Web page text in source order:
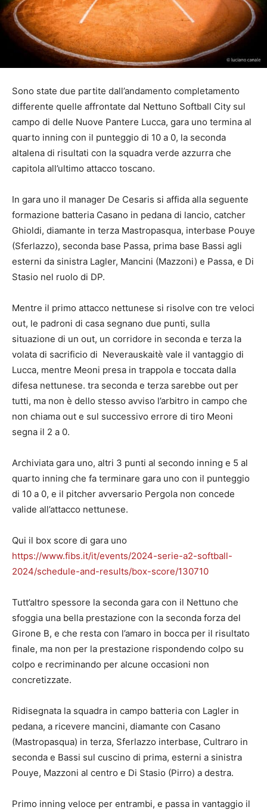
Sono state due partite dall’andamento completamento
differente quelle affrontate dal Nettuno Softball City sul
campo di delle Nuove Pantere Lucca, gara uno termina al
quarto inning con il punteggio di 10 a 0, la seconda
altalena di risultati con la squadra verde azzurra che
capitola all’ultimo attacco toscano.
In gara uno il manager De Cesaris si affida alla seguente
formazione batteria Casano in pedana di lancio, catcher
Ghioldi, diamante in terza Mastropasqua, interbase Pouye
(Sferlazzo), seconda base Passa, prima base Bassi agli
esterni da sinistra Lagler, Mancini (Mazzoni) e Passa, e Di
Stasio nel ruolo di DP.
Mentre il primo attacco nettunese si risolve con tre veloci
out, le padroni di casa segnano due punti, sulla
situazione di un out, un corridore in seconda e terza la
volata di sacrificio di Neverauskaitè vale il vantaggio di
Lucca, mentre Meoni presa in trappola e toccata dalla
difesa nettunese. tra seconda e terza sarebbe out per
tutti, ma non è dello stesso avviso l’arbitro in campo che
non chiama out e sul successivo errore di tiro Meoni
segna il 2 a 0.
Archiviata gara uno, altri 3 punti al secondo inning e 5 al
quarto inning che fa terminare gara uno con il punteggio
di 10 a 0, e il pitcher avversario Pergola non concede
valide all’attacco nettunese.
Qui il box score di gara uno
https://www.fibs.it/it/events/2024-serie-a2-softball-
2024/schedule-and-results/box-score/130710
Tutt’altro spessore la seconda gara con il Nettuno che
sfoggia una bella prestazione con la seconda forza del
Girone B, e che resta con l’amaro in bocca per il risultato
finale, ma non per la prestazione rispondendo colpo su
colpo e recriminando per alcune occasioni non
concretizzate.
Ridisegnata la squadra in campo batteria con Lagler in
pedana, a ricevere mancini, diamante con Casano
(Mastropasqua) in terza, Sferlazzo interbase, Cultraro in
seconda e Bassi sul cuscino di prima, esterni a sinistra
Pouye, Mazzoni al centro e Di Stasio (Pirro) a destra.
Primo inning veloce per entrambi, e passa in vantaggio il